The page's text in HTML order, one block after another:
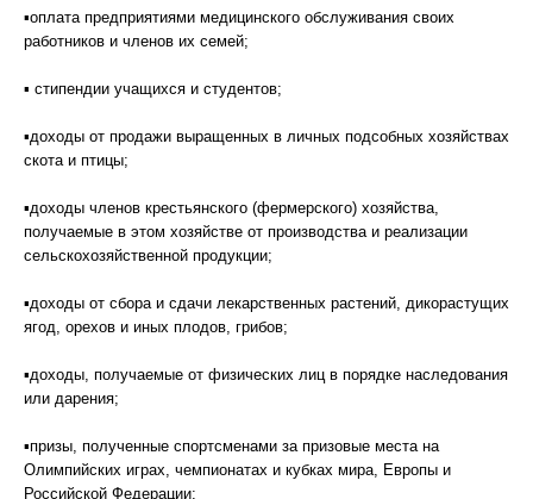
▪оплата предприятиями медицинского обслуживания своих
работников и членов их семей;
▪ стипендии учащихся и студентов;
▪доходы от продажи выращенных в личных подсобных хозяйствах
скота и птицы;
▪доходы членов крестьянского (фермерского) хозяйства,
получаемые в этом хозяйстве от производства и реализации
сельскохозяйственной продукции;
▪доходы от сбора и сдачи лекарственных растений, дикорастущих
ягод, орехов и иных плодов, грибов;
▪доходы, получаемые от физических лиц в порядке наследования
или дарения;
▪призы, полученные спортсменами за призовые места на
Олимпийских играх, чемпионатах и кубках мира, Европы и
Российской Федерации;